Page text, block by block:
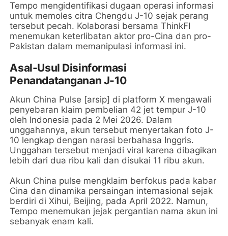
Tempo mengidentifikasi dugaan operasi informasi
untuk memoles citra Chengdu J-10 sejak perang
tersebut pecah. Kolaborasi bersama ThinkFI
menemukan keterlibatan aktor pro-Cina dan pro-
Pakistan dalam memanipulasi informasi ini.
Asal-Usul Disinformasi
Penandatanganan J-10
Akun China Pulse [arsip] di platform X mengawali
penyebaran klaim pembelian 42 jet tempur J-10
oleh Indonesia pada 2 Mei 2026. Dalam
unggahannya, akun tersebut menyertakan foto J-
10 lengkap dengan narasi berbahasa Inggris.
Unggahan tersebut menjadi viral karena dibagikan
lebih dari dua ribu kali dan disukai 11 ribu akun.
Akun China pulse mengklaim berfokus pada kabar
Cina dan dinamika persaingan internasional sejak
berdiri di Xihui, Beijing, pada April 2022. Namun,
Tempo menemukan jejak pergantian nama akun ini
sebanyak enam kali.